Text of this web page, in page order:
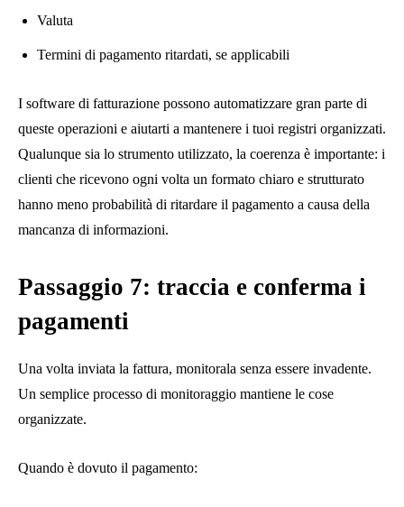
Valuta
Termini di pagamento ritardati, se applicabili
I software di fatturazione possono automatizzare gran parte di
queste operazioni e aiutarti a mantenere i tuoi registri organizzati.
Qualunque sia lo strumento utilizzato, la coerenza è importante: i
clienti che ricevono ogni volta un formato chiaro e strutturato
hanno meno probabilità di ritardare il pagamento a causa della
mancanza di informazioni.
Passaggio 7: traccia e conferma i
pagamenti
Una volta inviata la fattura, monitorala senza essere invadente.
Un semplice processo di monitoraggio mantiene le cose
organizzate.
Quando è dovuto il pagamento: